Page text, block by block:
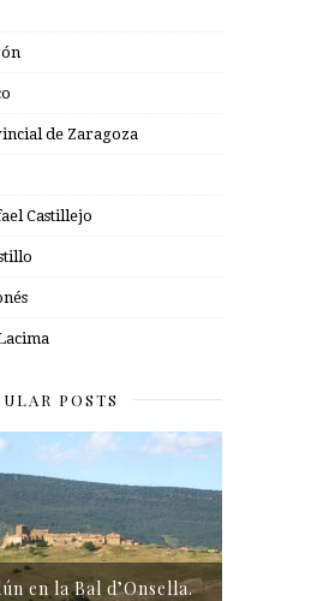
de Zaragoza
Castillejo
POSTS
en la Bal d’Onsella.